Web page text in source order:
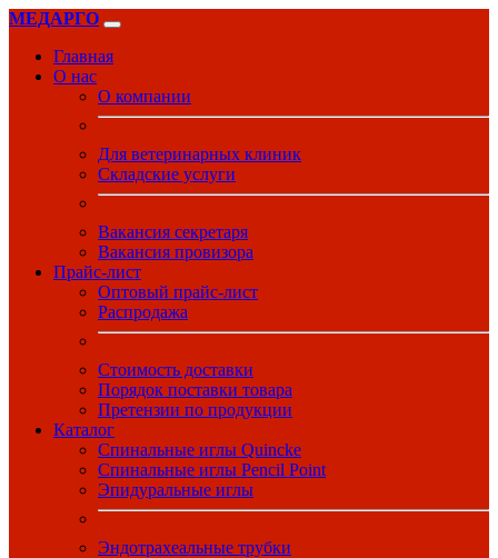
МЕДАРГО
Главная
О нас
О компании
Для ветеринарных клиник
Складские услуги
Вакансия секретаря
Вакансия провизора
Прайс-лист
Оптовый прайс-лист
Распродажа
Стоимость доставки
Порядок поставки товара
Претензии по продукции
Каталог
Спинальные иглы Quincke
Спинальные иглы Pencil Point
Эпидуральные иглы
Эндотрахеальные трубки